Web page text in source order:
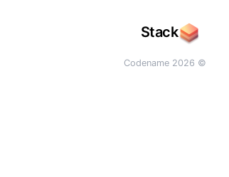
Stack
© 2026 Codename